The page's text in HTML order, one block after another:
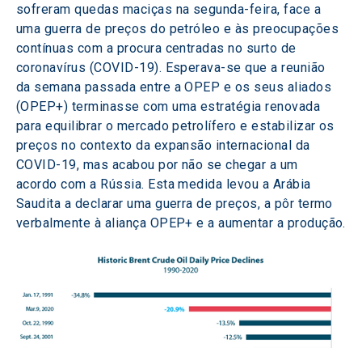
sofreram quedas maciças na segunda-feira, face a
uma guerra de preços do petróleo e às preocupações
contínuas com a procura centradas no surto de
coronavírus (COVID-19). Esperava-se que a reunião
da semana passada entre a OPEP e os seus aliados
(OPEP+) terminasse com uma estratégia renovada
para equilibrar o mercado petrolífero e estabilizar os
preços no contexto da expansão internacional da
COVID-19, mas acabou por não se chegar a um
acordo com a Rússia. Esta medida levou a Arábia
Saudita a declarar uma guerra de preços, a pôr termo
verbalmente à aliança OPEP+ e a aumentar a produção.